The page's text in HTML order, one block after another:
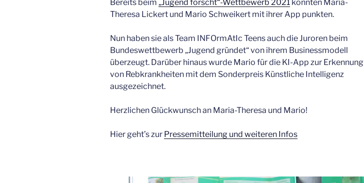
Bereits beim „Jugend forscht“-Wettbewerb 2021 konnten Maria-
Theresa Lickert und Mario Schweikert mit ihrer App punkten.
Nun haben sie als Team INFOrmAtIc Teens auch die Juroren beim
Bundeswettbewerb „Jugend gründet“ von ihrem Businessmodell
überzeugt. Darüber hinaus wurde Mario für die KI-App zur Erkennung
von Rebkrankheiten mit dem Sonderpreis Künstliche Intelligenz
ausgezeichnet.
Herzlichen Glückwunsch an Maria-Theresa und Mario!
Hier geht’s zur Pressemitteilung und weiteren Infos